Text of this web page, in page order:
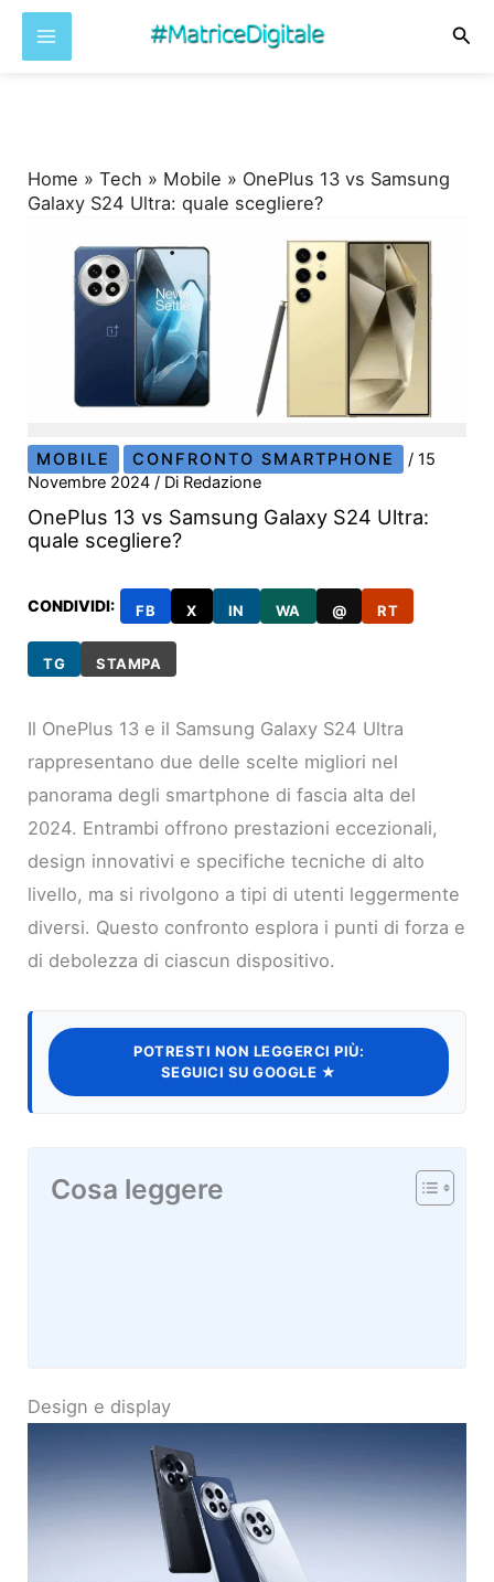
Home »Tech » Mobile » OnePlus 13 vs Samsung
Galaxy S24 Ultra: quale scegliere?
MOBILE CONFRONTO SMARTPHONE /15
Novembre 2024/ Di Redazione
OnePlus 13 vs Samsung Galaxy S24 Ultra:
quale scegliere?
CONDIVIDI: FB X IN WA @ RT
TG STAMPA
Il OnePlus 13 e il Samsung Galaxy S24 Ultra
rappresentano due delle scelte migliori nel
panorama degli smartphone di fascia alta del
2024. Entrambi offrono prestazioni eccezionali,
design innovativi e specifiche tecniche di alto
livello, ma si rivolgono a tipi di utenti leggermente
diversi. Questo confronto esplora i punti di forza e
di debolezza di ciascun dispositivo.
POTRESTI NON LEGGERCI PIÙ:
SEGUICI SU GOOGLE ★
Cosa leggere
Design e display